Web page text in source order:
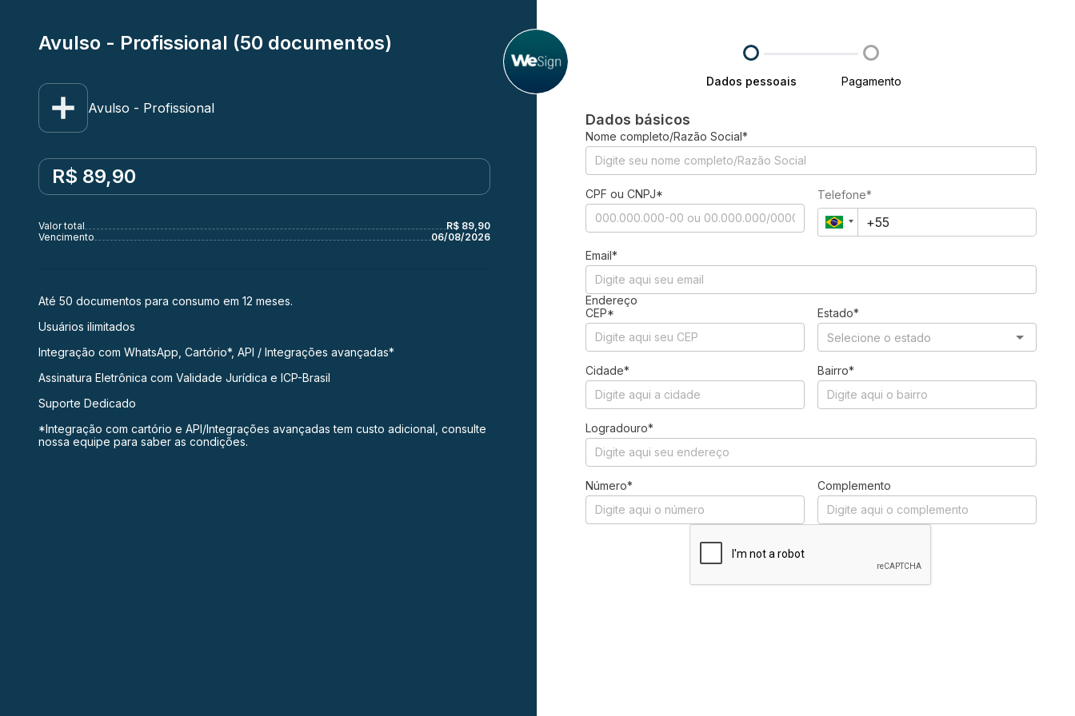
Avulso - Profissional (50 documentos)
Avulso - Profissional
R$ 89,90
Valor total
R$ 89,90
Vencimento
06/08/2026
Até 50 documentos para consumo em 12 meses.
Usuários ilimitados
Integração com WhatsApp, Cartório*, API / Integrações avançadas*
Assinatura Eletrônica com Validade Jurídica e ICP-Brasil
Suporte Dedicado
*Integração com cartório e API/Integrações avançadas tem custo adicional, consulte
nossa equipe para saber as condições.
Dados pessoais Pagamento
Dados básicos
Nome completo/Razão Social*
CPF ou CNPJ* Telefone*
Email*
Endereço
CEP*
Estado*
Cidade* Bairro*
Logradouro*
Número* Complemento